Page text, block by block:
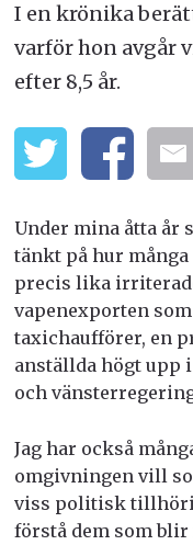
I en krönika
varför hon avgår
efter 8,5 år.
Under mina åtta år
tänkt på hur
precis lika
vapenexporten
taxichaufförer, en
anställda högt upp
och
Jag har också
omgivningen vill
viss politisk
förstå dem som